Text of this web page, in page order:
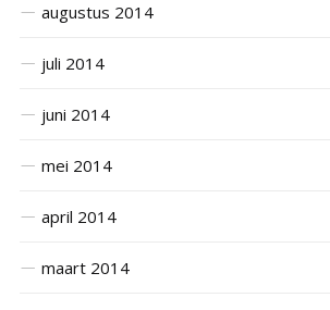
augustus 2014
juli 2014
juni 2014
mei 2014
april 2014
maart 2014